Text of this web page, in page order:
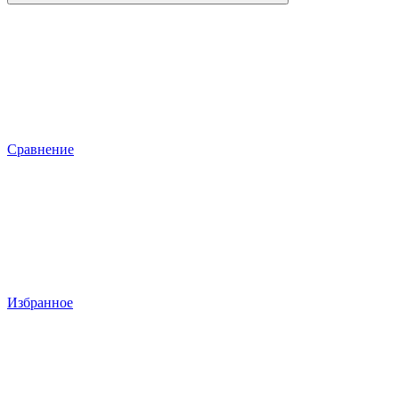
Сравнение
Избранное